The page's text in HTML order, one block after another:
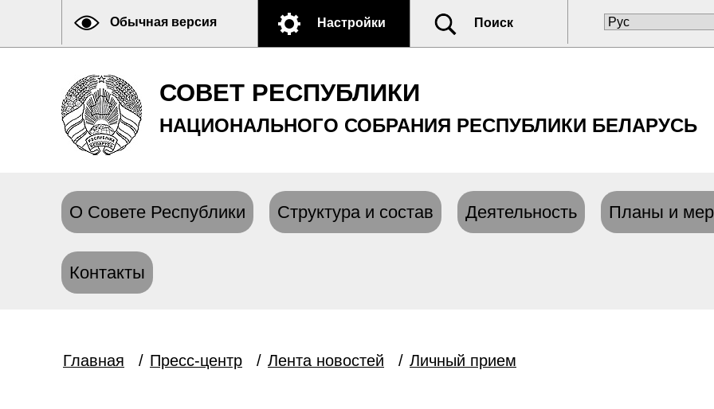
Обычная версия Настройки Поиск
СОВЕТ РЕСПУБЛИКИ
НАЦИОНАЛЬНОГО СОБРАНИЯ РЕСПУБЛИКИ БЕЛАРУСЬ
О Совете Республики Структура и состав Деятельность Планы и
Контакты
Главная / Пресс-центр / Лента новостей / Личный прием